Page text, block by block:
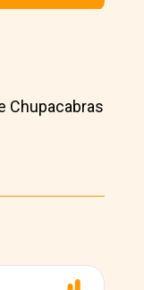
Chupacabras